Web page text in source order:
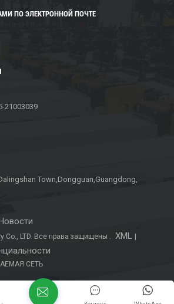
ПО ЭЛЕКТРОННОЙ ПОЧТЕ
21003039
Town,Dongguan,Guangdong,
Co., LTD. Все права защищены . XML |
СЕТЬ